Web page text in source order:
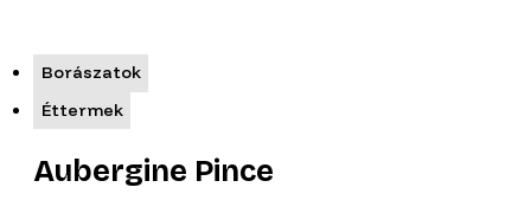
Borászatok
Éttermek
Aubergine Pince